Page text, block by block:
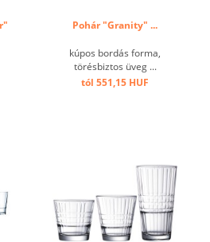
Pohár "Granity" ...
kúpos bordás forma,
törésbiztos üveg ...
tól 551,15 HUF